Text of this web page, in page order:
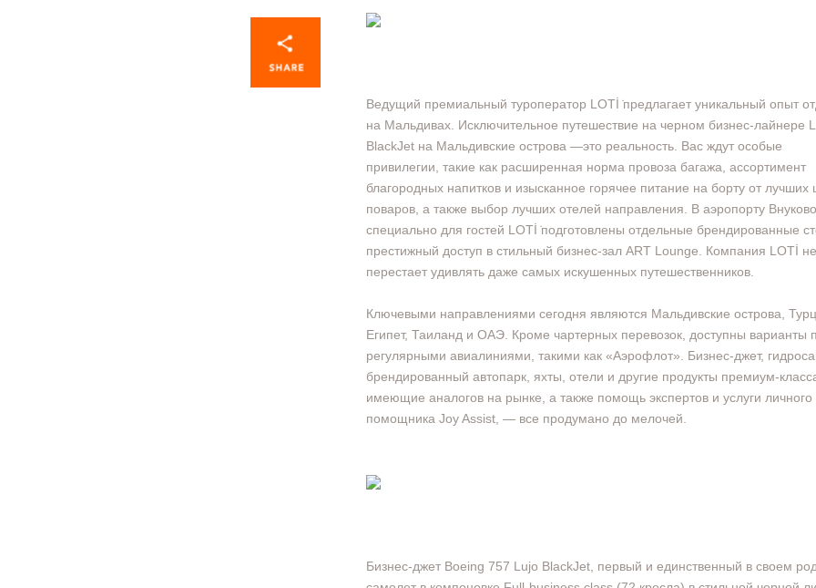
Ведущий премиальный туроператор LOTİ ̇предлагает уникальный опыт
на Мальдивах. Исключительное путешествие на черном бизнес-лайнере
BlackJet на Мальдивские острова —это реальность. Вас ждут особые
привилегии, такие как расширенная норма провоза багажа, ассортимент
благородных напитков и изысканное горячее питание на борту от
поваров, а также выбор лучших отелей направления. В аэропорту Внуково
специально для гостей LOTİ ̇подготовлены отдельные брендированные
престижный доступ в стильный бизнес-зал ART Lounge. Компания LOTİ не
перестает удивлять даже самых искушенных путешественников.
Ключевыми направлениями сегодня являются Мальдивские острова,
Египет, Таиланд и ОАЭ. Кроме чартерных перевозок, доступны варианты
регулярными авиалиниями, такими как «Аэрофлот». Бизнес-джет,
брендированный автопарк, яхты, отели и другие продукты премиум-
имеющие аналогов на рынке, а также помощь экспертов и услуги личного
помощника Joy Assist, — все продумано до мелочей.
Бизнес-джет Boeing 757 Lujo BlackJet, первый и единственный в своем